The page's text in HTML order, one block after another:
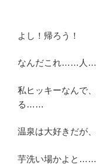
よし！帰ろう！
なんだこれ……人
私ヒッキーなんで
る……
温泉は大好きだが
芋洗い場かよと……